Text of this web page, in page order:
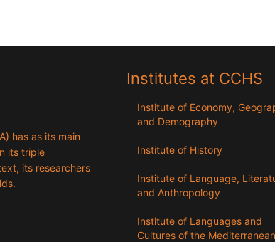
has as its main
its triple
its researchers
Institutes at CCHS
Institute of Economy,
and Demography
Institute of History
Institute of Language,
and Anthropology
Institute of Languages ​​and
Cultures of the